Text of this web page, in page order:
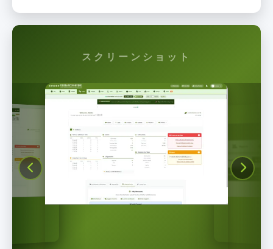
スクリーンショット